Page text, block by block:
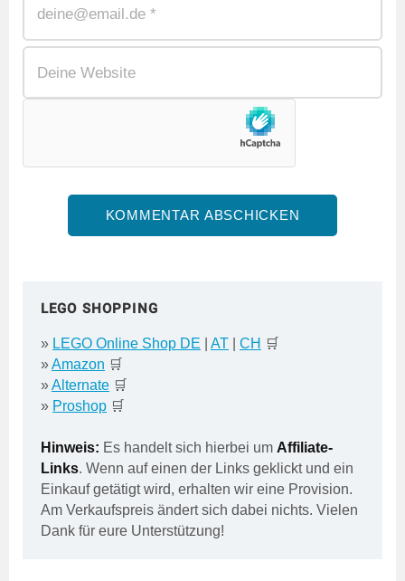
LEGO SHOPPING
» LEGO Online Shop DE AT CH 🛒
»Amazon 🛒
»Alternate 🛒
» Proshop 🛒
Hinweis: Es handelt sich hierbei um Affiliate-
Links. Wenn auf einen der Links geklickt und ein
Einkauf getätigt wird, erhalten wir eine Provision.
Am Verkaufspreis ändert sich dabei nichts. Vielen
Dank für eure Unterstützung!